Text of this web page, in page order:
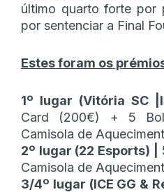
último quarto forte por
por sentenciar a Final
Estes foram os
1º lugar (Vitória SC
Card (200€) + 5
Camisola de
2º lugar (22 Esports) |
Camisola de
3/4º lugar (ICE GG &